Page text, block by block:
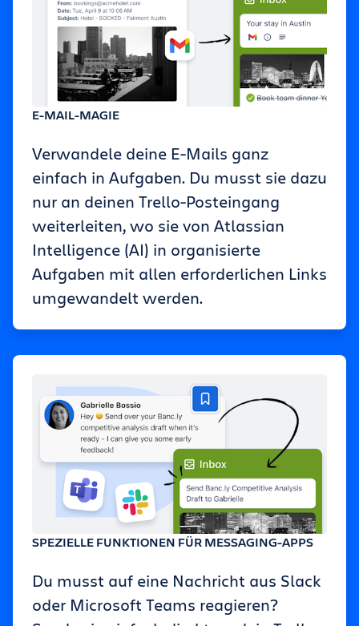
E-MAIL-MAGIE
Verwandele deine E-Mails ganz
einfach in Aufgaben. Du musst sie dazu
nur an deinen Trello-Posteingang
weiterleiten, wo sie von Atlassian
Intelligence (AI) in organisierte
Aufgaben mit allen erforderlichen Links
umgewandelt werden.
SPEZIELLE FUNKTIONEN FÜR MESSAGING-APPS
Du musst auf eine Nachricht aus Slack
oder Microsoft Teams reagieren?